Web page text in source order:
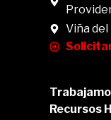
Viña
Recursos